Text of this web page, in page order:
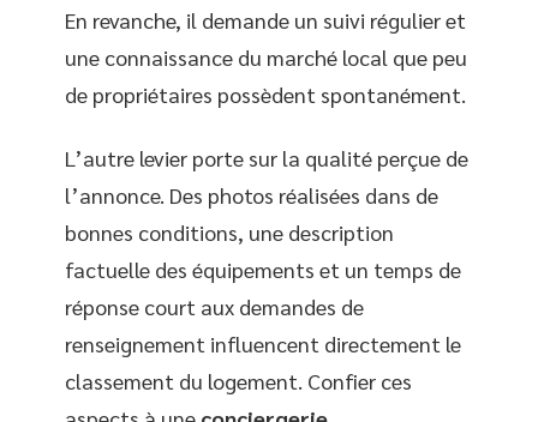
En revanche, il demande un suivi régulier et
une connaissance du marché local que peu
de propriétaires possèdent spontanément.
L’autre levier porte sur la qualité perçue de
l’annonce. Des photos réalisées dans de
bonnes conditions, une description
factuelle des équipements et un temps de
réponse court aux demandes de
renseignement influencent directement le
classement du logement. Confier ces